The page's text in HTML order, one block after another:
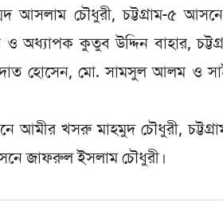
আসলাম চৌধুরী, চট্টগ্রাম-৫
অধ্যাপক কুতুব উদ্দিন বাহার,
হোসেন, মো. সামসুল আলম ও
আমীর খসরু মাহমুদ চৌধুরী,
জাফরুল ইসলাম চৌধুরী।